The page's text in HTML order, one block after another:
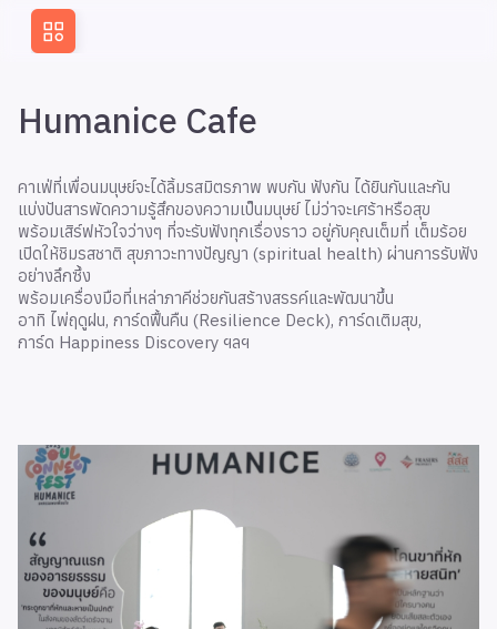
Skip
content
Humanice Cafe
คาเฟ่ที่เพื่อนมนุษย์จะได้ลิ้มรสมิตรภาพ พบกัน ฟังกัน ได้ยินกันและกัน
แบ่งปันสารพัดความรู้สึกของความเป็นมนุษย์ ไม่ว่าจะเศร้าหรือสุข
พร้อมเสิร์ฟหัวใจว่างๆ ที่จะรับฟังทุกเรื่องราว อยู่กับคุณเต็มที่ เต็มร้อย
เปิดให้ชิมรสชาติ สุขภาวะทางปัญญา (spiritual health) ผ่านการรับฟัง
อย่างลึกซึ้ง
พร้อมเครื่องมือที่เหล่าภาคีช่วยกันสร้างสรรค์และพัฒนาขึ้น
อาทิ ไพ่ฤดูฝน, การ์ดฟื้นคืน (Resilience Deck), การ์ดเติมสุข,
การ์ด Happiness Discovery ฯลฯ